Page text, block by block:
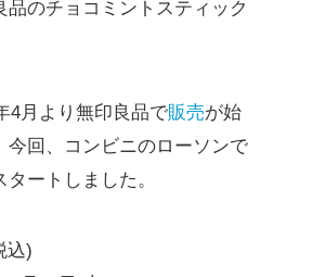
品のチョコミントスティック
4月より無印良品で販売が始
今回、コンビニのローソンで
ートしました。
込)